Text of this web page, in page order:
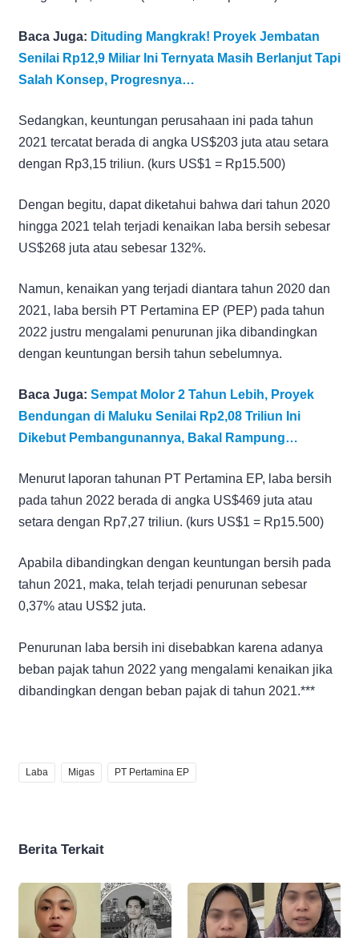
Baca Juga: Dituding Mangkrak! Proyek Jembatan
Senilai Rp12,9 Miliar Ini Ternyata Masih Berlanjut Tapi
Salah Konsep, Progresnya…
Sedangkan, keuntungan perusahaan ini pada tahun
2021 tercatat berada di angka US$203 juta atau setara
dengan Rp3,15 triliun. (kurs US$1 = Rp15.500)
Dengan begitu, dapat diketahui bahwa dari tahun 2020
hingga 2021 telah terjadi kenaikan laba bersih sebesar
US$268 juta atau sebesar 132%.
Namun, kenaikan yang terjadi diantara tahun 2020 dan
2021, laba bersih PT Pertamina EP (PEP) pada tahun
2022 justru mengalami penurunan jika dibandingkan
dengan keuntungan bersih tahun sebelumnya.
Baca Juga: Sempat Molor 2 Tahun Lebih, Proyek
Bendungan di Maluku Senilai Rp2,08 Triliun Ini
Dikebut Pembangunannya, Bakal Rampung…
Menurut laporan tahunan PT Pertamina EP, laba bersih
pada tahun 2022 berada di angka US$469 juta atau
setara dengan Rp7,27 triliun. (kurs US$1 = Rp15.500)
Apabila dibandingkan dengan keuntungan bersih pada
tahun 2021, maka, telah terjadi penurunan sebesar
0,37% atau US$2 juta.
Penurunan laba bersih ini disebabkan karena adanya
beban pajak tahun 2022 yang mengalami kenaikan jika
dibandingkan dengan beban pajak di tahun 2021.***
Laba Migas PT Pertamina EP
Berita Terkait